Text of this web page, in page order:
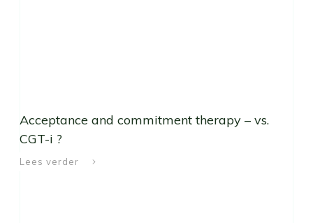
Acceptance and commitment therapy – vs.
CGT-i ?
Lees verder